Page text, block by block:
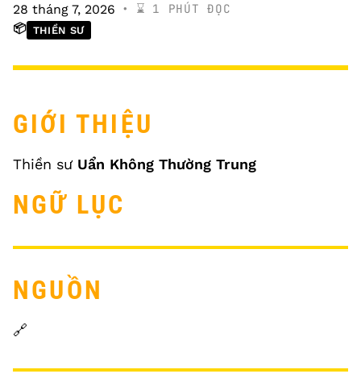
28 tháng 7, 2026 ⌛️ 1 PHÚT ĐỌC
📦 THIỀN SƯ
GIỚI THIỆU
Thiền sư Uẩn Không Thường Trung
NGỮ LỤC
NGUỒN
🔗